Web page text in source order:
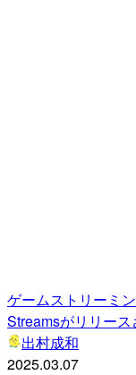
ゲームストリーミ
Streamsがリリース
出村成和
2025.03.07